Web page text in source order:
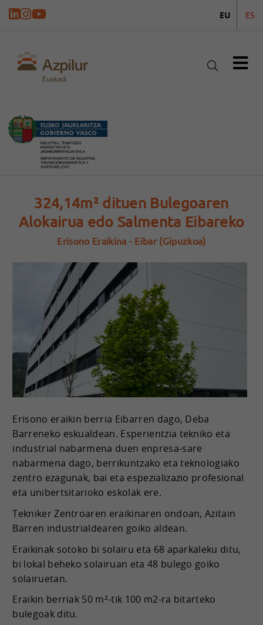
EU ES
324,14m² dituen Bulegoaren
Alokairua edo Salmenta Eibareko
Erisono Eraikina - Eibar (Gipuzkoa)
Erisono eraikin berria Eibarren dago, Deba
Barreneko eskualdean. Esperientzia tekniko eta
industrial nabarmena duen enpresa-sare
nabarmena dago, berrikuntzako eta teknologiako
zentro ezagunak, bai eta espezializazio profesional
eta unibertsitarioko eskolak ere.
Tekniker Zentroaren eraikinaren ondoan, Azitain
Barren industrialdearen goiko aldean.
Eraikinak sotoko bi solairu eta 68 aparkaleku ditu,
bi lokal beheko solairuan eta 48 bulego goiko
solairuetan.
Eraikin berriak 50 m²-tik 100 m2-ra bitarteko
bulegoak ditu.